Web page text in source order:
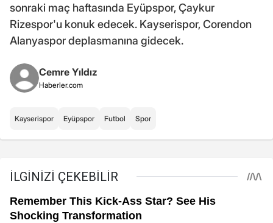
sonraki maç haftasında Eyüpspor, Çaykur
Rizespor'u konuk edecek. Kayserispor, Corendon
Alanyaspor deplasmanına gidecek.
Cemre Yıldız
Haberler.com
Kayserispor Eyüpspor Futbol Spor